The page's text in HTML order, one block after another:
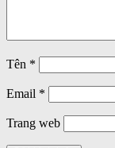
Tên *
Email *
Trang web